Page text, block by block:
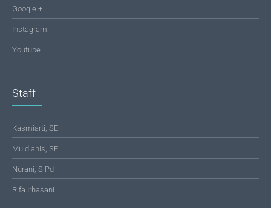
Google +
Instagram
Youtube
Staff
Kasmiarti, SE
Muldianis, SE
Nurani, S.Pd
Rifa Irhasani